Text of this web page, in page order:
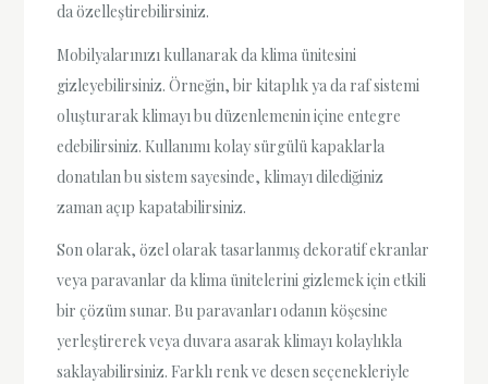
da özelleştirebilirsiniz.
Mobilyalarınızı kullanarak da klima ünitesini
gizleyebilirsiniz. Örneğin, bir kitaplık ya da raf sistemi
oluşturarak klimayı bu düzenlemenin içine entegre
edebilirsiniz. Kullanımı kolay sürgülü kapaklarla
donatılan bu sistem sayesinde, klimayı dilediğiniz
zaman açıp kapatabilirsiniz.
Son olarak, özel olarak tasarlanmış dekoratif ekranlar
veya paravanlar da klima ünitelerini gizlemek için etkili
bir çözüm sunar. Bu paravanları odanın köşesine
yerleştirerek veya duvara asarak klimayı kolaylıkla
saklayabilirsiniz. Farklı renk ve desen seçenekleriyle